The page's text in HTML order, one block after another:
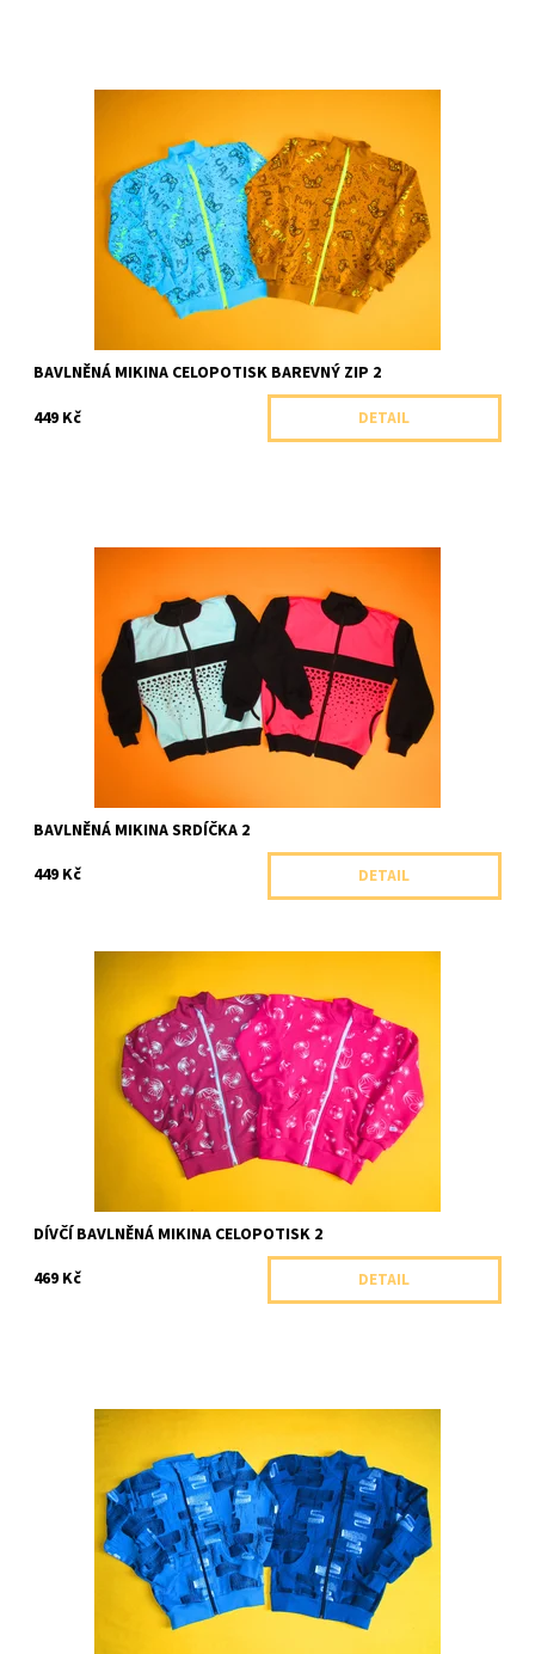
Celopropínací mikina na zip se stojáčkem ze 100% bavlny.
Skladem 1 ks
Arex, ČR
BAVLNĚNÁ MIKINA CELOPOTISK BAREVNÝ ZIP 2
449 Kč
DETAIL
Bavlněná mikina se stojáčkem zdobená potiskem s motivem
Dostupnost:
Skladem 1 ks
Arex, ČR
BAVLNĚNÁ MIKINA SRDÍČKA 2
449 Kč
DETAIL
Dívčí celopropínací bavlněná mikina se stojáčkem a potiskem.
Skladem 1 ks
Arex, ČR
DÍVČÍ BAVLNĚNÁ MIKINA CELOPOTISK 2
469 Kč
DETAIL
Celopropínací bavlněná mikina se stojáčkem zdobená
celopotiskem.
Dostupnost:
Skladem 1 ks
Arex, ČR